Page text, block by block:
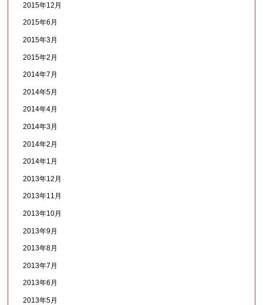
2015年12月
2015年6月
2015年3月
2015年2月
2014年7月
2014年5月
2014年4月
2014年3月
2014年2月
2014年1月
2013年12月
2013年11月
2013年10月
2013年9月
2013年8月
2013年7月
2013年6月
2013年5月